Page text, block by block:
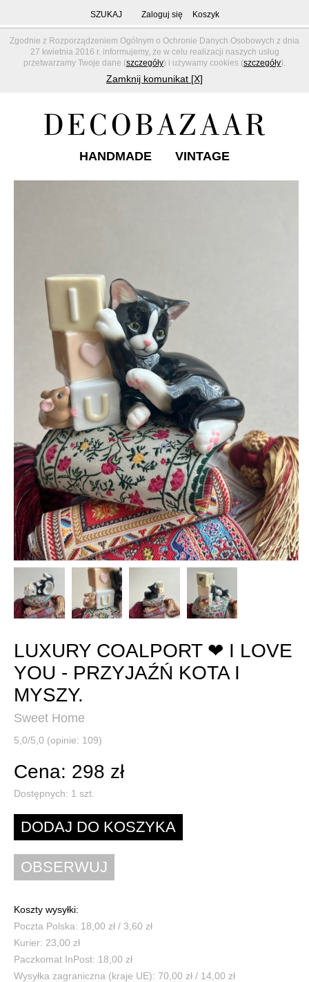
Zgodnie z Rozporządzeniem Ogólnym o Ochronie Danych Osobowych z dnia
27 kwietnia 2016 r. informujemy, że w celu realizacji naszych usług
przetwarzamy Twoje dane (szczegóły) i używamy cookies (szczegóły).
Zamknij komunikat [X]
SZUKAJ Zaloguj się Koszyk
HANDMADE VINTAGE
LUXURY COALPORT ❤ I LOVE
YOU - PRZYJAŹŃ KOTA I
MYSZY.
Sweet Home
5,0/5,0 (opinie: 109)
Cena: 298 zł
Dostępnych: 1 szt.
Koszty wysyłki:
Poczta Polska: 18,00 zł / 3,60 zł
Kurier: 23,00 zł
Paczkomat InPost: 18,00 zł
Wysyłka zagraniczna (kraje UE): 70,00 zł / 14,00 zł